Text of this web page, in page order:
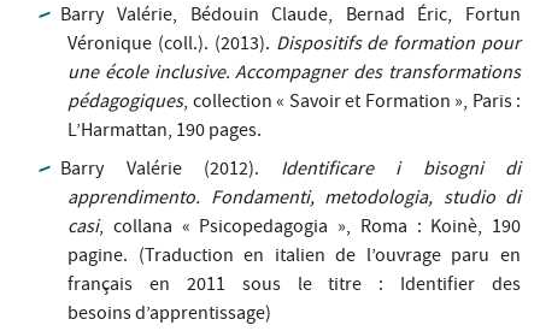
Barry Valérie, Bédouin Claude, Bernad Éric, Fortun
Véronique (coll.). (2013). Dispositifs de formation pour
une école inclusive. Accompagner des transformations
pédagogiques, collection « Savoir et Formation », Paris :
L’Harmattan, 190 pages.
Barry Valérie (2012). Identificare i bisogni di
apprendimento. Fondamenti, metodologia, studio di
casi, collana « Psicopedagogia », Roma : Koinè, 190
pagine. (Traduction en italien de l’ouvrage paru en
français en 2011 sous le titre : Identifier des
besoins d’apprentissage)